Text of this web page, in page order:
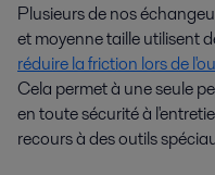
Plusieurs de nos
et moyenne taille utilisent
réduire la friction lors de
Cela permet à une seule
en toute sécurité à
recours à des outils